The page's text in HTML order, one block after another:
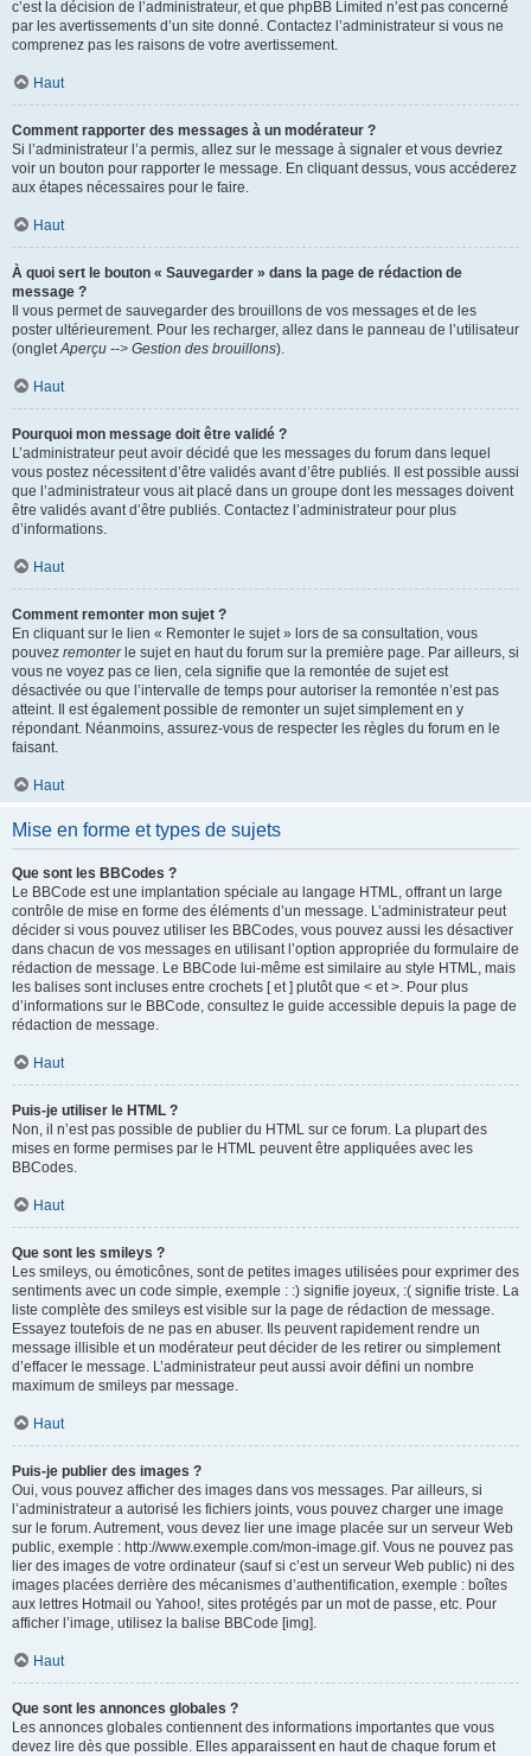
c’est la décision de l’administrateur, et que phpBB Limited n’est pas concerné
par les avertissements d’un site donné. Contactez l’administrateur si vous ne
comprenez pas les raisons de votre avertissement.
Haut
Comment rapporter des messages à un modérateur ?
Si l’administrateur l’a permis, allez sur le message à signaler et vous devriez
voir un bouton pour rapporter le message. En cliquant dessus, vous accéderez
aux étapes nécessaires pour le faire.
Haut
À quoi sert le bouton « Sauvegarder » dans la page de rédaction de
message ?
Il vous permet de sauvegarder des brouillons de vos messages et de les
poster ultérieurement. Pour les recharger, allez dans le panneau de l’utilisateur
(ongletAperçu --> Gestion des brouillons).
Haut
Pourquoi mon message doit être validé ?
L’administrateur peut avoir décidé que les messages du forum dans lequel
vous postez nécessitent d’être validés avant d’être publiés. Il est possible aussi
que l’administrateur vous ait placé dans un groupe dont les messages doivent
être validés avant d’être publiés. Contactez l’administrateur pour plus
d’informations.
Haut
Comment remonter mon sujet ?
En cliquant sur le lien « Remonter le sujet » lors de sa consultation, vous
pouvez remonterle sujet en haut du forum sur la première page. Par ailleurs, si
vous ne voyez pas ce lien, cela signifie que la remontée de sujet est
désactivée ou que l’intervalle de temps pour autoriser la remontée n’est pas
atteint. Il est également possible de remonter un sujet simplement en y
répondant. Néanmoins, assurez-vous de respecter les règles du forum en le
faisant.
Haut
Mise en forme et types de sujets
Que sont les BBCodes ?
Le BBCode est une implantation spéciale au langage HTML, offrant un large
contrôle de mise en forme des éléments d’un message. L’administrateur peut
décider si vous pouvez utiliser les BBCodes, vous pouvez aussi les désactiver
dans chacun de vos messages en utilisant l’option appropriée du formulaire de
rédaction de message. Le BBCode lui-même est similaire au style HTML, mais
les balises sont incluses entre crochets [ et ] plutôt que < et >. Pour plus
d’informations sur le BBCode, consultez le guide accessible depuis la page de
rédaction de message.
Haut
Puis-je utiliser le HTML ?
Non, il n’est pas possible de publier du HTML sur ce forum. La plupart des
mises en forme permises par le HTML peuvent être appliquées avec les
BBCodes.
Haut
Que sont les smileys ?
Les smileys, ou émoticônes, sont de petites images utilisées pour exprimer des
sentiments avec un code simple, exemple : :) signifie joyeux, :( signifie triste. La
liste complète des smileys est visible sur la page de rédaction de message.
Essayez toutefois de ne pas en abuser. Ils peuvent rapidement rendre un
message illisible et un modérateur peut décider de les retirer ou simplement
d’effacer le message. L’administrateur peut aussi avoir défini un nombre
maximum de smileys par message.
Haut
Puis-je publier des images ?
Oui, vous pouvez afficher des images dans vos messages. Par ailleurs, si
l’administrateur a autorisé les fichiers joints, vous pouvez charger une image
sur le forum. Autrement, vous devez lier une image placée sur un serveur Web
public, exemple : http://www.exemple.com/mon-image.gif. Vous ne pouvez pas
lier des images de votre ordinateur (sauf si c’est un serveur Web public) ni des
images placées derrière des mécanismes d’authentification, exemple : boîtes
aux lettres Hotmail ou Yahoo!, sites protégés par un mot de passe, etc. Pour
afficher l’image, utilisez la balise BBCode [img].
Haut
Que sont les annonces globales ?
Les annonces globales contiennent des informations importantes que vous
devez lire dès que possible. Elles apparaissent en haut de chaque forum et